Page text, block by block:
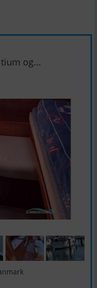
og...